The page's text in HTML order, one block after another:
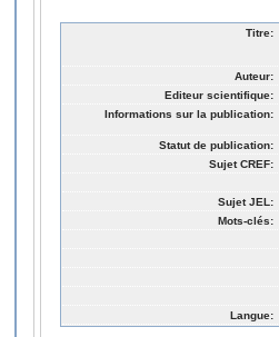
Titre:
Auteur:
Editeur scientifique:
Informations sur la publication:
Statut de publication:
Sujet CREF:
Sujet JEL:
Mots-clés:
Langue: